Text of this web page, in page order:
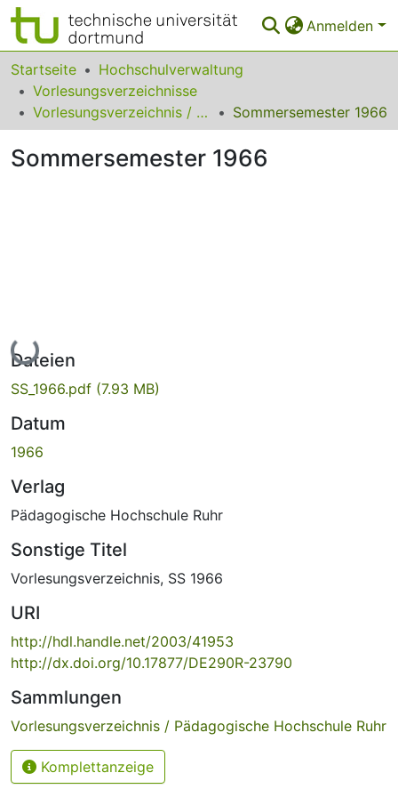
Anmelden
Bereiche & Sammlungen
Das gesamte Repositorium
Startseite
Hochschulverwaltung
Vorlesungsverzeichnisse
Vorlesungsverzeichnis / Pädagogische Hochschule Ruhr
Sommersemester 1966
Sommersemester 1966
Lade...
Dateien
SS_1966.pdf (7.93 MB)
Datum
1966
Verlag
Pädagogische Hochschule Ruhr
Sonstige Titel
Vorlesungsverzeichnis, SS 1966
URI
http://hdl.handle.net/2003/41953
http://dx.doi.org/10.17877/DE290R-23790
Sammlungen
Vorlesungsverzeichnis / Pädagogische Hochschule Ruhr
Komplettanzeige